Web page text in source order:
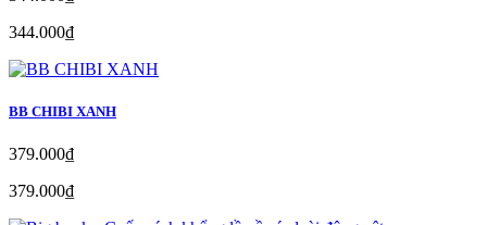
344.000₫
BB CHIBI XANH
379.000₫
379.000₫